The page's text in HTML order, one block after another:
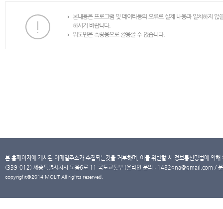
본내용은 프로그램 및 데이타등의 오류로 실제 내용과 일치하지
하시기 바랍니다.
위도면은 측량용으로 활용할 수 없습니다.
본 홈페이지에 게시된 이메일주소가 수집되는것을 거부하며, 이를 위반할 시 정보통신망법에 의
(339-012) 세종특별자치시 도움6로 11 국토교통부 (온라인 문의 : 1482qna@gmail.com /
copyright@2014 MOLIT All rights reserved.